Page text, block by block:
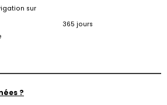
sur
365 jours
?